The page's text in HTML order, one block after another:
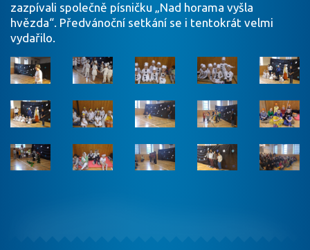
zazpívali společně písničku „Nad horama vyšla
hvězda“. Předvánoční setkání se i tentokrát velmi
vydařilo.